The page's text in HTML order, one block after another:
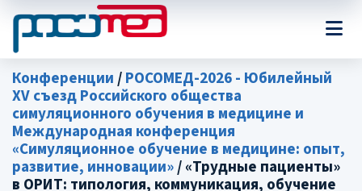
Конференции/РОСОМЕД-2026 - Юбилейный
XV съезд Российского общества
симуляционного обучения в медицине и
Международная конференция
«Симуляционное обучение в медицине: опыт,
развитие, инновации»/ «Трудные пациенты»
в ОРИТ: типология, коммуникация, обучение